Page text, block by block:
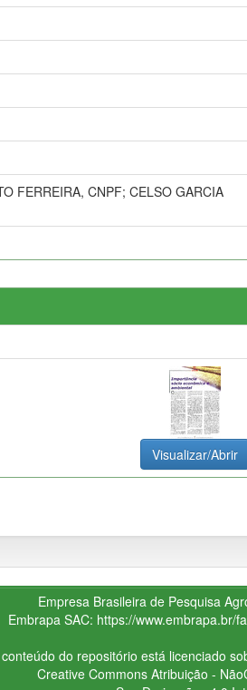
FERREIRA, CNPF; CELSO GARCIA
Visualizar/Abrir
Empresa Brasileira de Pesquisa
Embrapa SAC: https://www.embrapa.br/
do repositório está licenciado
Creative CommonsAtribuição -